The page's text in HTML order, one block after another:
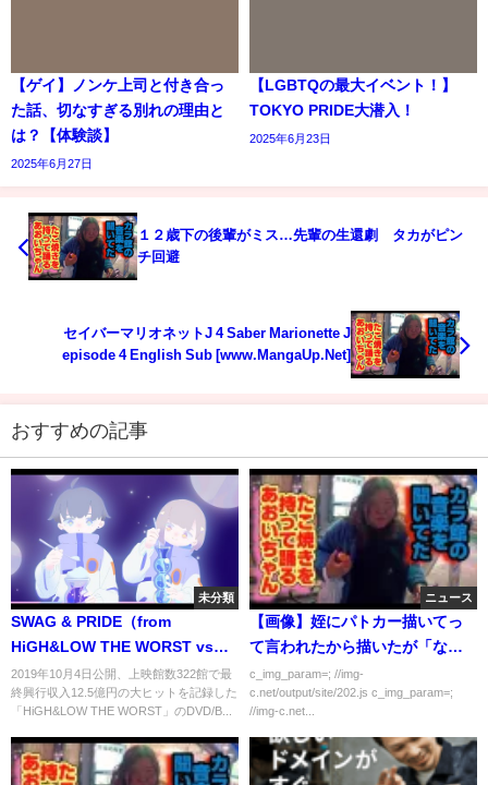
【ゲイ】ノンケ上司と付き合っ
た話、切なすぎる別れの理由と
は？【体験談】
2025年6月27日
【LGBTQの最大イベント！】
TOKYO PRIDE大潜入！
2025年6月23日
１２歳下の後輩がミス…先輩の生還劇 タカがピン
チ回避
セイバーマリオネットJ 4 Saber Marionette J
episode 4 English Sub [www.MangaUp.Net]
おすすめの記事
未分類
SWAG & PRIDE（from
HiGH&LOW THE WORST vs
THE RAMPAGE from EXILE
TRIBE PREMIUM LIVE SHOW）
2019年10月4日公開、上映館数322館で最
終興行収入12.5億円の大ヒットを記録した
「HiGH&LOW THE WORST」のDVD/B...
ニュース
【画像】姪にパトカー描いてっ
て言われたから描いたが「なん
か違う」と言われる
c_img_param=; //img-
c.net/output/site/202.js c_img_param=;
//img-c.net...